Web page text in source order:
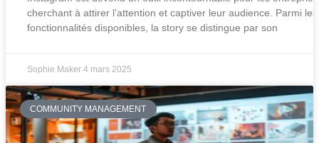
cherchant à attirer l’attention et captiver leur audience. Parmi les
fonctionnalités disponibles, la story se distingue par son
Sophie Maker 4 mars 2025
COMMUNITY MANAGEMENT